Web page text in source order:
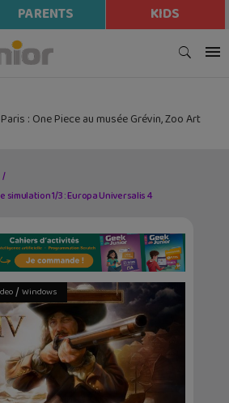
PARENTS KIDS
: One Piece au musée Grévin, Zoo Art
simulation 1/3 : Europa Universalis 4
/ Windows